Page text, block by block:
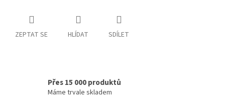
ZEPTAT SE HLÍDAT SDÍLET
Přes 15 000 produktů
Máme trvale skladem